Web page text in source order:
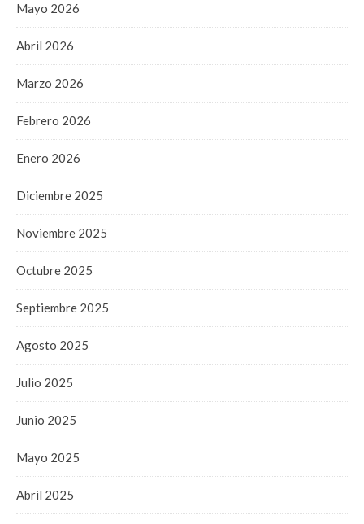
Mayo 2026
Abril 2026
Marzo 2026
Febrero 2026
Enero 2026
Diciembre 2025
Noviembre 2025
Octubre 2025
Septiembre 2025
Agosto 2025
Julio 2025
Junio 2025
Mayo 2025
Abril 2025